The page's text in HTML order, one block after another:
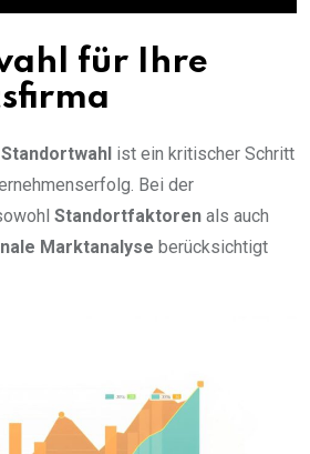
für Ihre
ist ein kritischer Schritt
Bei der
Standortfaktoren als auch
Marktanalyse berücksichtigt